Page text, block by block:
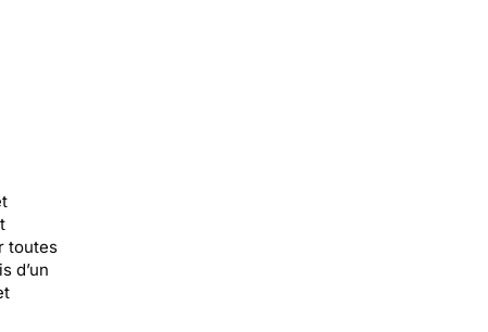
toutes
d’un